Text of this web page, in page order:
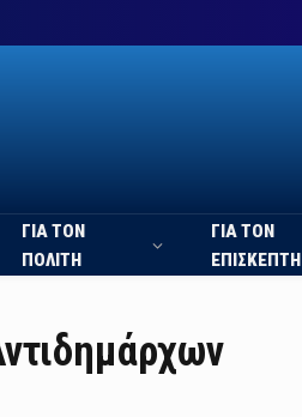
ΓΙΑ ΤΟΝ
ΠΟΛΙΤΗ
ΓΙΑ ΤΟΝ
ΕΠΙΣΚΕΠΤΗ